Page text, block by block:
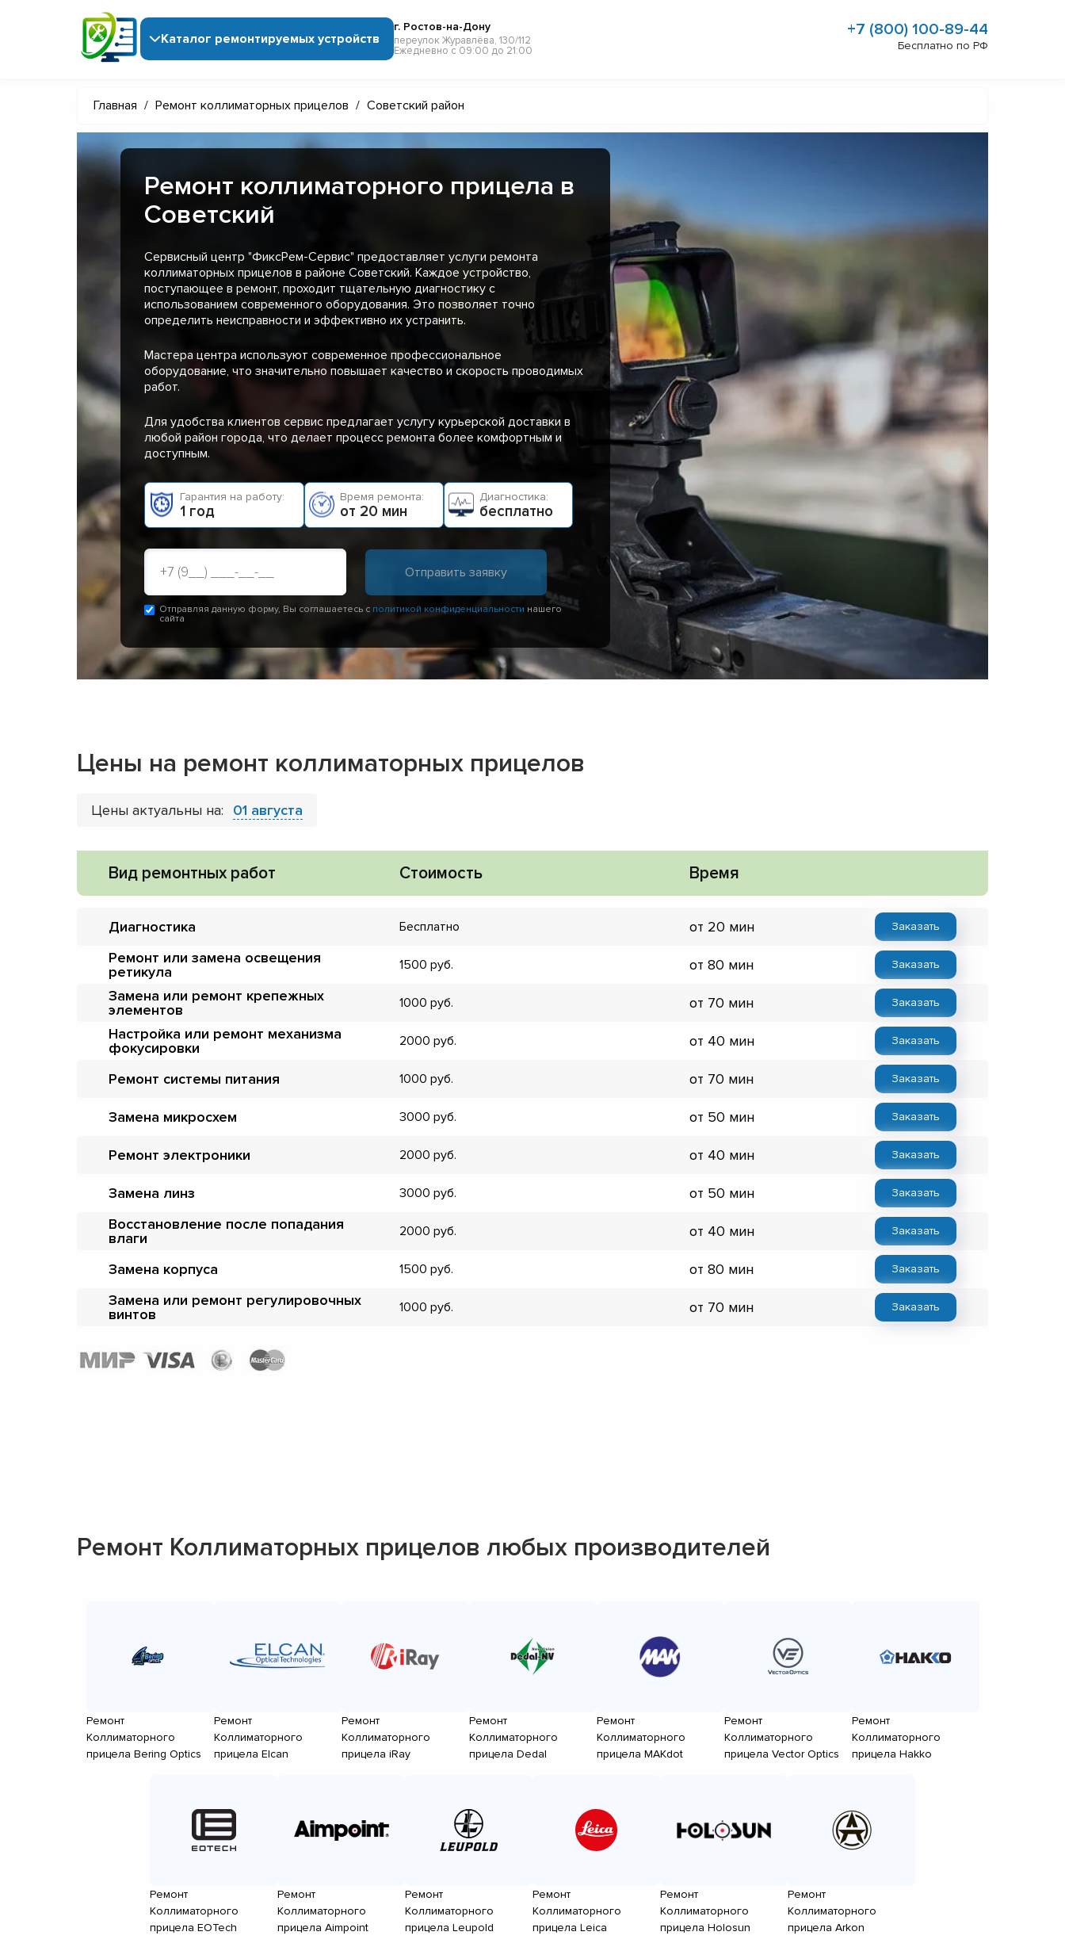
Каталог ремонтируемых устройств
г. Ростов-на-Дону
переулок Журавлёва, 130/112
Ежедневно с 09:00 до 21:00
+7 (800) 100-89-44
Бесплатно по РФ
Главная / Ремонт коллиматорных прицелов / Советский район
Ремонт коллиматорного прицела в
Советский
Сервисный центр "ФиксРем-Сервис" предоставляет услуги ремонта
коллиматорных прицелов в районе Советский. Каждое устройство,
поступающее в ремонт, проходит тщательную диагностику с
использованием современного оборудования. Это позволяет точно
определить неисправности и эффективно их устранить.
Мастера центра используют современное профессиональное
оборудование, что значительно повышает качество и скорость проводимых
работ.
Для удобства клиентов сервис предлагает услугу курьерской доставки в
любой район города, что делает процесс ремонта более комфортным и
доступным.
Гарантия на работу:
1 год
Время ремонта:
от 20 мин
Диагностика:
бесплатно
Отправляя данную форму, Вы соглашаетесь с политикой конфиденциальности нашего
сайта
Цены на ремонт коллиматорных прицелов
Цены актуальны на: 01 августа
Вид ремонтных работ Стоимость Время
Диагностика Бесплатно от 20 мин Заказать
Ремонт или замена освещения
ретикула
1500 от 80 мин Заказать
Замена или ремонт крепежных
элементов
1000 от 70 мин Заказать
Настройка или ремонт механизма
фокусировки
2000 от 40 мин Заказать
Ремонт системы питания 1000 от 70 мин Заказать
Замена микросхем 3000 от 50 мин Заказать
Ремонт электроники 2000 от 40 мин Заказать
Замена линз 3000 от 50 мин Заказать
Восстановление после попадания
влаги
2000 от 40 мин Заказать
Замена корпуса 1500 от 80 мин Заказать
Замена или ремонт регулировочных
винтов
1000 от 70 мин Заказать
Ремонт Коллиматорных прицелов любых производителей
Ремонт
Коллиматорного
прицела Bering Optics
Ремонт
Коллиматорного
прицела Elcan
Ремонт
Коллиматорного
прицела iRay
Ремонт
Коллиматорного
прицела Dedal
Ремонт
Коллиматорного
прицела MAKdot
Ремонт
Коллиматорного
прицела Vector Optics
Ремонт
Коллиматорного
прицела Hakko
Ремонт
Коллиматорного
прицела EOTech
Ремонт
Коллиматорного
прицела Aimpoint
Ремонт
Коллиматорного
прицела Leupold
Ремонт
Коллиматорного
прицела Leica
Ремонт
Коллиматорного
прицела Holosun
Ремонт
Коллиматорного
прицела Arkon